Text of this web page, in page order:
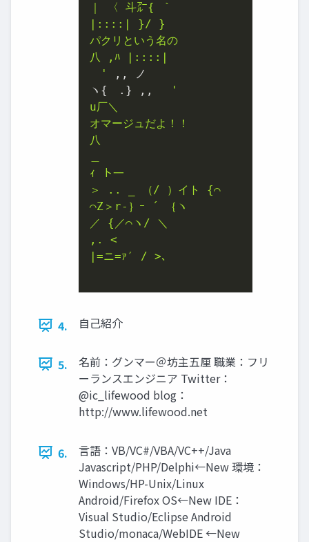
｜ 〈 斗㌃{ ｀
|::::| }/ }
パクリという名の
八 ,ﾊ |::::|
ゝ'
,, ノ
ヽ{ゝ.} ,, ゝ
'
u厂＼
オマージュだよ！！
八
ｨ ト一
＞ .. _ （/ ）イト {⌒
⌒Z＞r‐｝ｰ ´ ｛ヽ
／ {／⌒ヽ/ ＼
,. <
|=ニ=ｧ′ / >､
4. 自己紹介
5.
名前：グンマー＠坊主五厘 職業：フリ
ーランスエンジニア Twitter：
@ic_lifewood blog：
http://www.lifewood.net
6.
言語：VB/VC#/VBA/VC++/Java
Javascript/PHP/Delphi←New 環境：
Windows/HP-Unix/Linux
Android/Firefox OS←New IDE：
Visual Studio/Eclipse Android
Studio/monaca/WebIDE ←New